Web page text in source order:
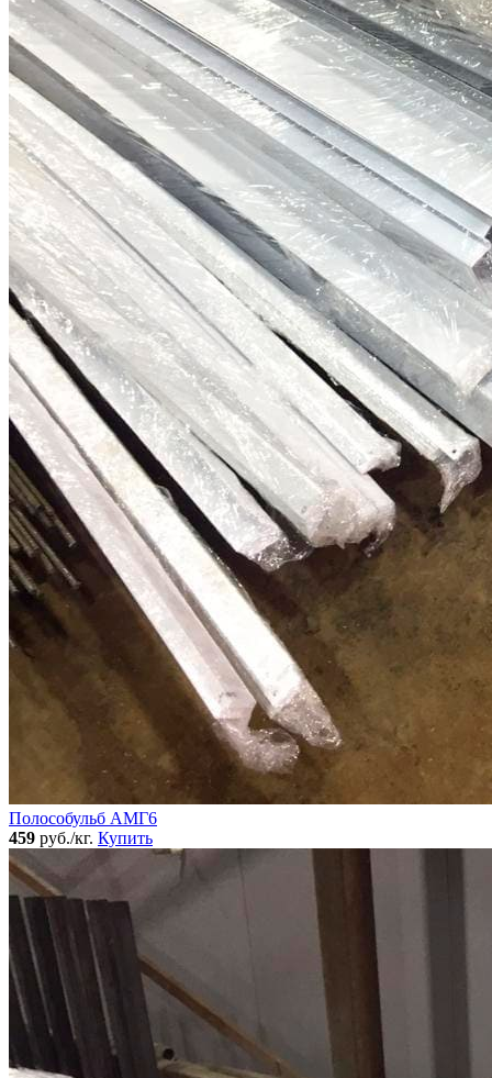
Полособульб АМГ6
459 руб./кг. Купить